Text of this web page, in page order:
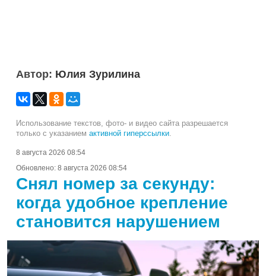
Автор: Юлия Зурилина
Использование текстов, фото- и видео сайта разрешается
только с указанием активной гиперссылки.
8 августа 2026 08:54
Обновлено: 8 августа 2026 08:54
Снял номер за секунду:
когда удобное крепление
становится нарушением